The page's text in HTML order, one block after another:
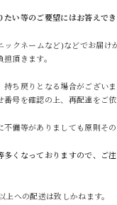
い等のご要望にはお答えでき
ックネームなど)などでお届け
担頂きます。
持ち戻りとなる場合がござい
番号を確認の上、再配達をご依
不備等がありましても原則その
多くなっておりますので、ご
上への配送は致しかねます。